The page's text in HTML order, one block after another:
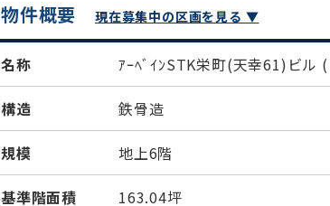
物件概要 現在募集中の区画を見る ▼
名称 ｱｰﾍﾞｲﾝSTK栄町(天幸61)ビル
構造 鉄骨造
規模 地上6階
基準階面積 163.04坪